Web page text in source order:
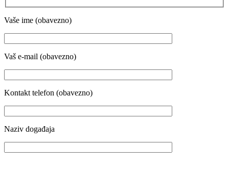
Vaše ime (obavezno)
Vaš e-mail (obavezno)
Kontakt telefon (obavezno)
Naziv događaja